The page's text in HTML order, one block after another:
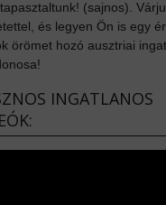
(sajnos).
és legyen Ön is egy
örömet hozó ausztriai
INGATLANOS